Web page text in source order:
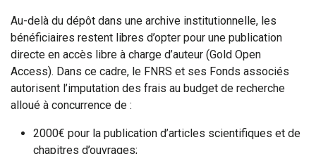
Au-delà du dépôt dans une archive institutionnelle, les
bénéficiaires restent libres d’opter pour une publication
directe en accès libre à charge d’auteur (Gold Open
Access). Dans ce cadre, le FNRS et ses Fonds associés
autorisent l’imputation des frais au budget de recherche
alloué à concurrence de :
2000€ pour la publication d’articles scientifiques et de
chapitres d’ouvrages;